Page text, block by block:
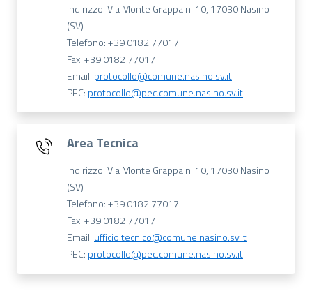
Indirizzo: Via Monte Grappa n. 10, 17030 Nasino
(SV)
Telefono: +39 0182 77017
Fax: +39 0182 77017
Email: protocollo@comune.nasino.sv.it
PEC: protocollo@pec.comune.nasino.sv.it
Area Tecnica
Indirizzo: Via Monte Grappa n. 10, 17030 Nasino
(SV)
Telefono: +39 0182 77017
Fax: +39 0182 77017
Email: ufficio.tecnico@comune.nasino.sv.it
PEC: protocollo@pec.comune.nasino.sv.it